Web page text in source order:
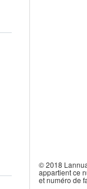
© 2018
appartient ce
et numéro de